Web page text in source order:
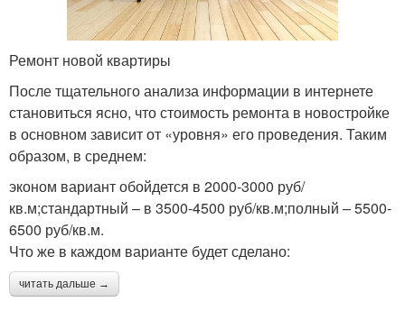
Ремонт новой квартиры
После тщательного анализа информации в интернете
становиться ясно, что стоимость ремонта в новостройке
в основном зависит от «уровня» его проведения. Таким
образом, в среднем:
эконом вариант обойдется в 2000-3000 руб/
кв.м;стандартный – в 3500-4500 руб/кв.м;полный – 5500-
6500 руб/кв.м.
Что же в каждом варианте будет сделано:
читать дальше →